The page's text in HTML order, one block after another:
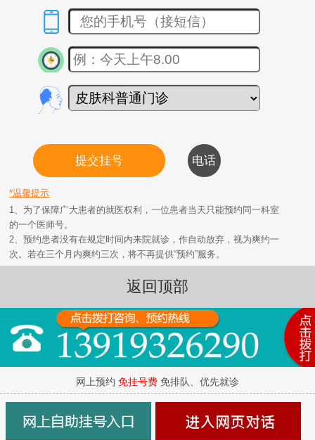
*温馨提示
1、为了保障广大患者的就医权利，一位患者当天只能预约同一科室
的一个医师号。
2、预约患者没有在规定时间内来院就诊，作自动放弃，视为爽约一
次。若在三个月内爽约三次，将不再提供“预约”服务。
返回顶部
网上预约 免挂号费 免排队、优先就诊